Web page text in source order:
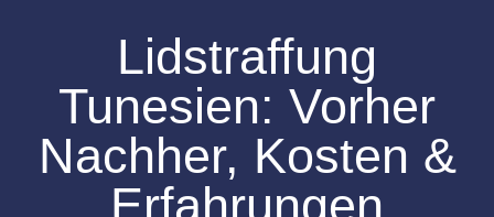
Lidstraffung
Tunesien: Vorher
Nachher, Kosten &
Erfahrungen